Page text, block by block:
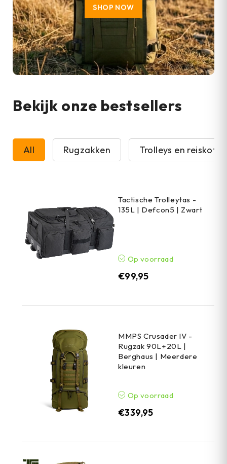
SHOP NOW
Bekijk onze bestsellers
All Rugzakken Trolleys en
Tactische Trolleytas -
135L | Defcon5 | Zwart
Op voorraad
€99,95
MMPS Crusader IV -
Rugzak 90L+20L |
Berghaus | Meerdere
kleuren
Op voorraad
€339,95